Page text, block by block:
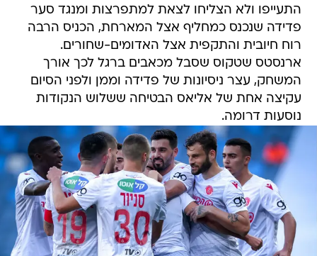
התעייפו ולא הצליחו לצאת למתפרצות ומנגד סער
פדידה שנכנס כמחליף אצל המארחת, הכניס הרבה
רוח חיובית והתקפית אצל האדומים-שחורים.
ארנסטס שטקוס שסבל מכאבים ברגל לכך אורך
המשחק, עצר ניסיונות של פדידה וממן ולפני הסיום
עקיצה אחת של אליאס הבטיחה ששלוש הנקודות
נוסעות דרומה.